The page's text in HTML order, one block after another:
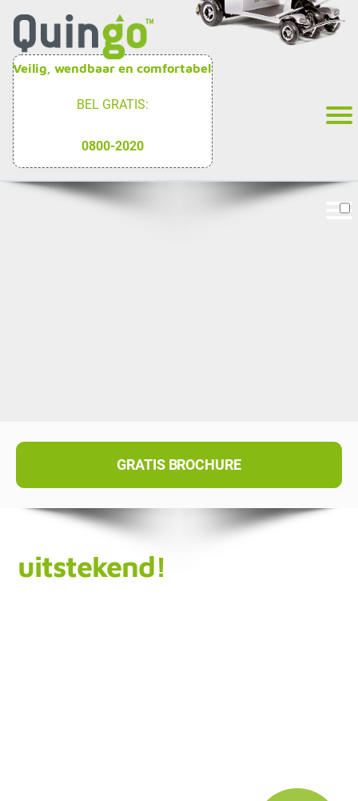
Veilig, wendbaar en comfortabel
BEL GRATIS:
0800-2020
GRATIS BROCHURE
uitstekend!